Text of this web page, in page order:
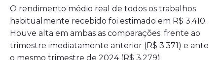
O rendimento médio real de todos os trabalhos
habitualmente recebido foi estimado em R$ 3.410.
Houve alta em ambas as comparações: frente ao
trimestre imediatamente anterior (R$ 3.371) e ante
o mesmo trimestre de 2024 (R$ 3.279).